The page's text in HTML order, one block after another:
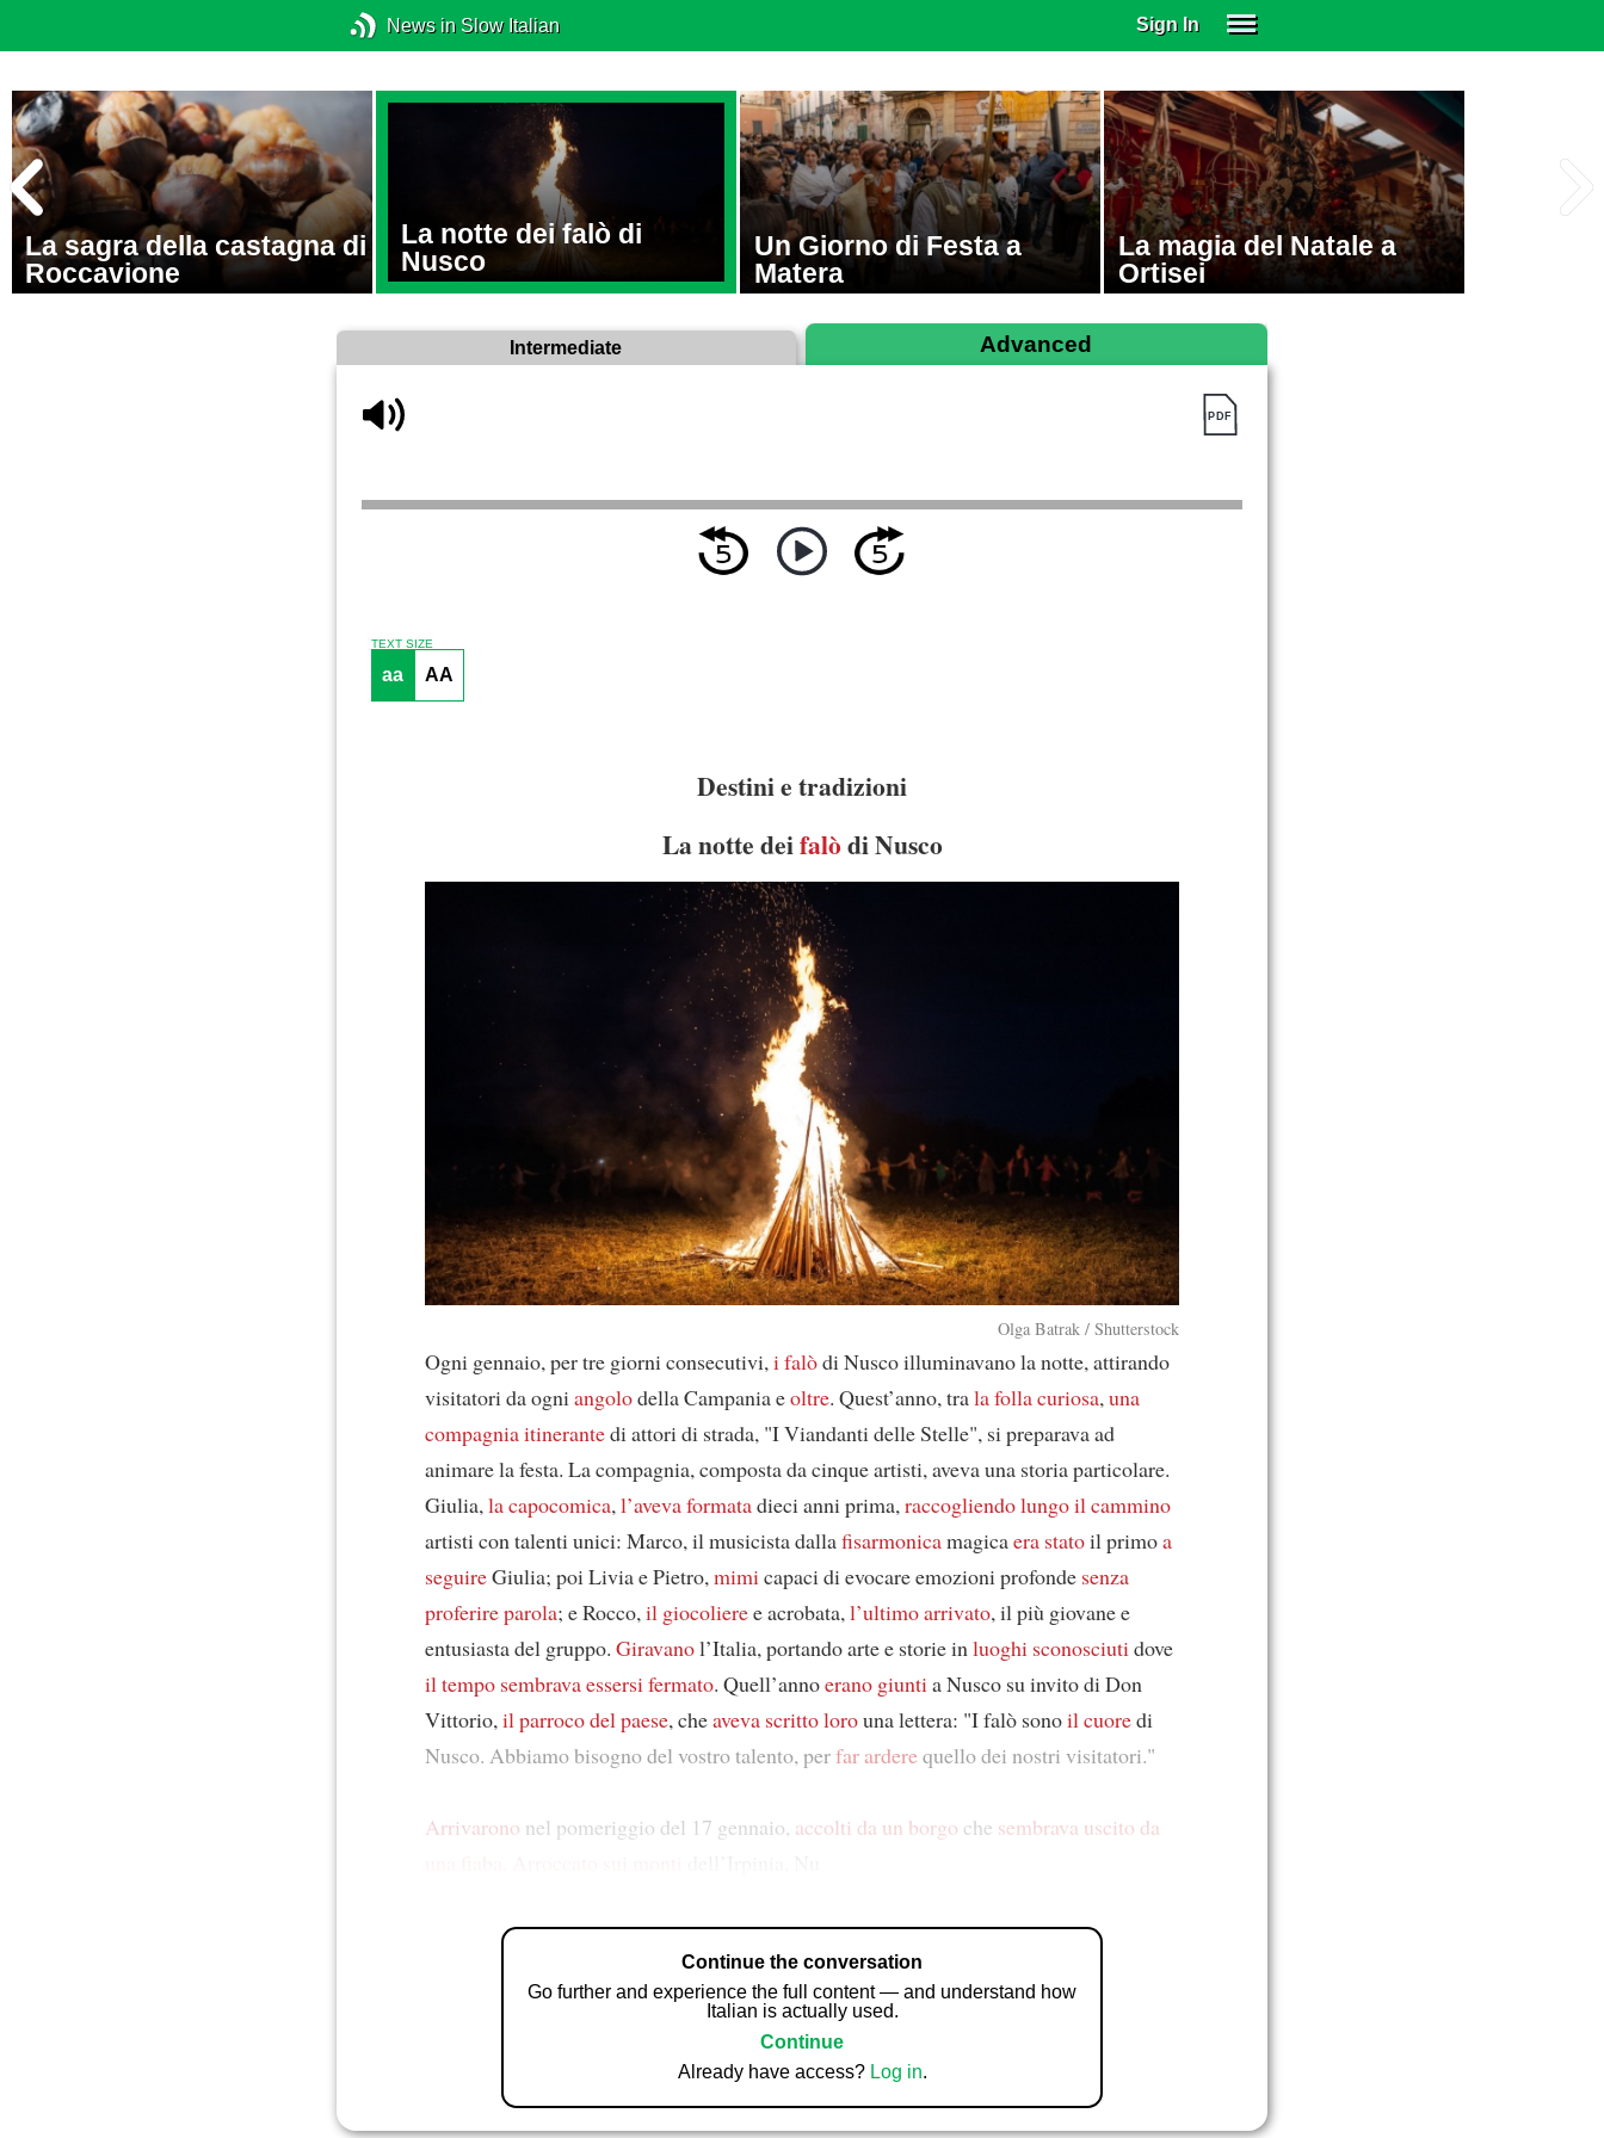
News in Slow Italian Sign In
SUBSCRIBE
EDUCATIONAL LICENSES
GIFT CARDS
OTHER LANGUAGES
ABOUT US
ALEXA
La sagra della castagna di
Roccavione
La notte dei falò di
Nusco
Un Giorno di Festa a
Matera
La magia del Natale a
Ortisei
Intermediate Advanced
TEXT SIZE
aa AA
Destini e tradizioni
La notte deifalòdi Nusco
Olga Batrak / Shutterstock
Ogni gennaio, per tre giorni consecutivi,i falòdi Nusco illuminavano la notte, attirando
visitatori da ogniangolodella Campania eoltre. Quest’anno, trala folla curiosa,una
compagnia itinerantedi attori di strada, "I Viandanti delle Stelle", si preparava ad
animare la festa. La compagnia, composta da cinque artisti, aveva una storia particolare.
Giulia,la capocomica,l’aveva formatadieci anni prima,raccogliendolungo il cammino
artisti con talenti unici: Marco, il musicista dallafisarmonicamagicaera statoil primoa
seguireGiulia; poi Livia e Pietro,mimicapaci di evocare emozioni profonde senza
proferire parola; e Rocco,il giocolieree acrobata,l’ultimo arrivato, il più giovane e
entusiasta del gruppo. Giravanol’Italia, portando arte e storie inluoghi sconosciutidove
il tempo sembrava essersi fermato. Quell’annoerano giuntia Nusco su invito di Don
Vittorio,il parroco del paese, cheaveva scritto lorouna lettera: "I falò sonoil cuoredi
Nusco. Abbiamo bisogno del vostro talento, perfar arderequello dei nostri visitatori."
Arrivarono nel pomeriggio del 17 gennaio, accolti da un borgo che sembrava uscito da
Continue the conversation
Go further and experience the full content — and understand how
Italian is actually used.
Continue
Already have access? Log in.